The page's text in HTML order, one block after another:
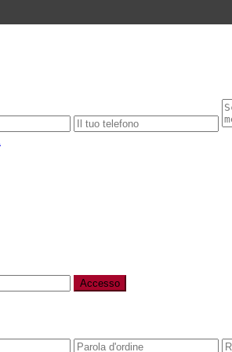
Accesso